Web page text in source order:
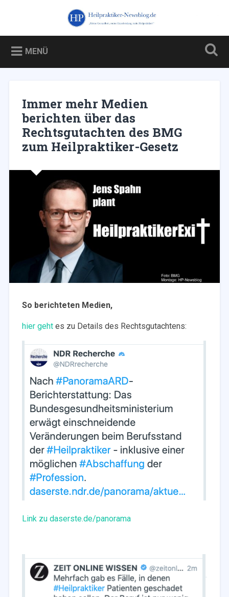
Heilpraktiker-Newsblog.de
Blog über und für Heilpraktiker – und über die Kampagne
gegen sie
MENÜ
Immer mehr Medien
berichten über das
Rechtsgutachten des BMG
zum Heilpraktiker-Gesetz
So berichteten Medien,
hier gehtes zu Details des Rechtsgutachtens:
Link zu daserste.de/panorama